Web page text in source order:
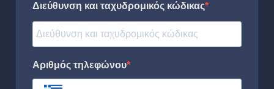
Διεύθυνση και ταχυδρομικός κώδικας
Αριθμός τηλεφώνου